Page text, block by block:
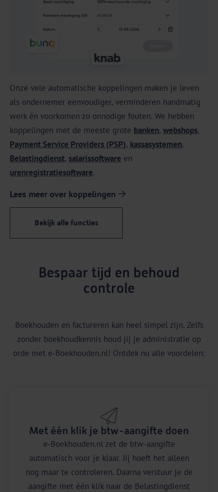
Onze vele automatische koppelingen maken je leven
als ondernemer eenvoudiger, verminderen handmatig
werk én voorkomen zo onnodige fouten. We hebben
koppelingen met de meeste grote banken, webshops,
Payment Service Providers (PSP), kassasystemen,
Belastingdienst, salarissoftware en
urenregistratiesoftware.
Lees meer over koppelingen
Bekijk alle functies
Bespaar tijd en behoud
controle
Boekhouden en factureren kan heel simpel zijn. Zelfs
zonder boekhoudkennis houd jij je administratie op
orde met e‑Boekhouden.nl! Ontdek nu alle voordelen:
Met één klik je btw-aangifte doen
e‑Boekhouden.nl zet de btw-aangifte
automatisch voor je klaar. Jij hoeft het alleen
nog maar te controleren. Daarna verstuur je de
aangifte met één klik naar de Belastingdienst